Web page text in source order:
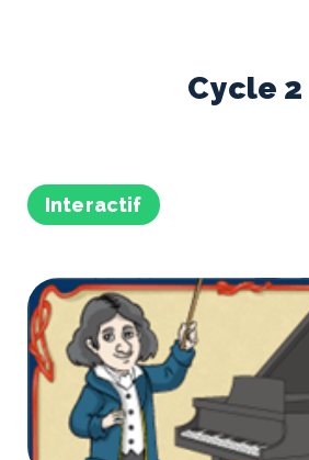
Cycle 2
Interactif